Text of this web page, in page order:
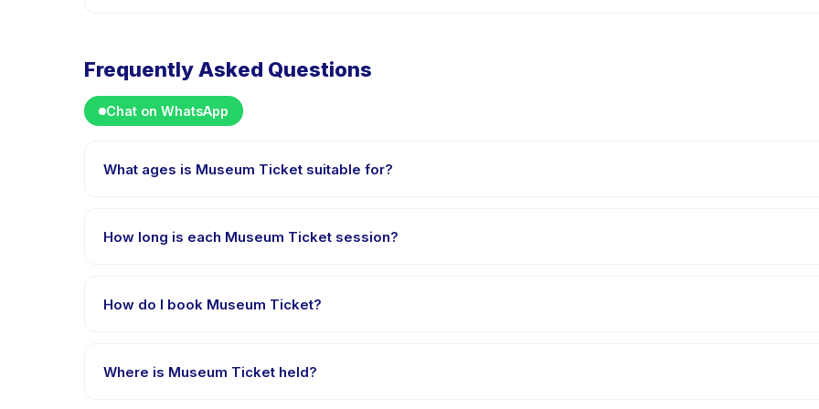
Frequently Asked Questions
Chat on WhatsApp
What ages is Museum Ticket suitable for?
appropriately challenged.
How long is each Museum Ticket session?
How do I book Museum Ticket?
payment is processed.
Where is Museum Ticket held?